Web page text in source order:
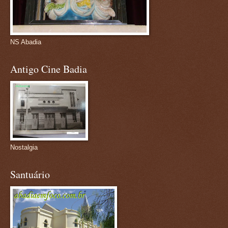
NS Abadia
Antigo Cine Badia
Nostalgia
Santuário